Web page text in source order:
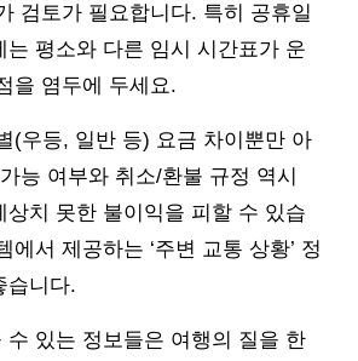
검토가 필요합니다. 특히 공휴일
는 평소와 다른 임시 시간표가 운
을 염두에 두세요.
(우등, 일반 등) 요금 차이뿐만 아
능 여부와 취소/환불 규정 역시
상치 못한 불이익을 피할 수 있습
에서 제공하는 ‘주변 교통 상황’ 정
습니다.
수 있는 정보들은 여행의 질을 한